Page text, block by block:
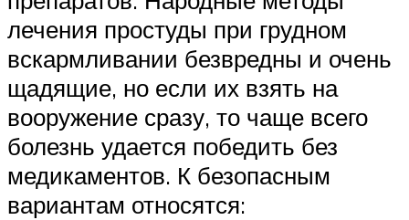
лечения простуды при грудном
вскармливании безвредны и очень
щадящие, но если их взять на
вооружение сразу, то чаще всего
болезнь удается победить без
медикаментов. К безопасным
вариантам относятся: